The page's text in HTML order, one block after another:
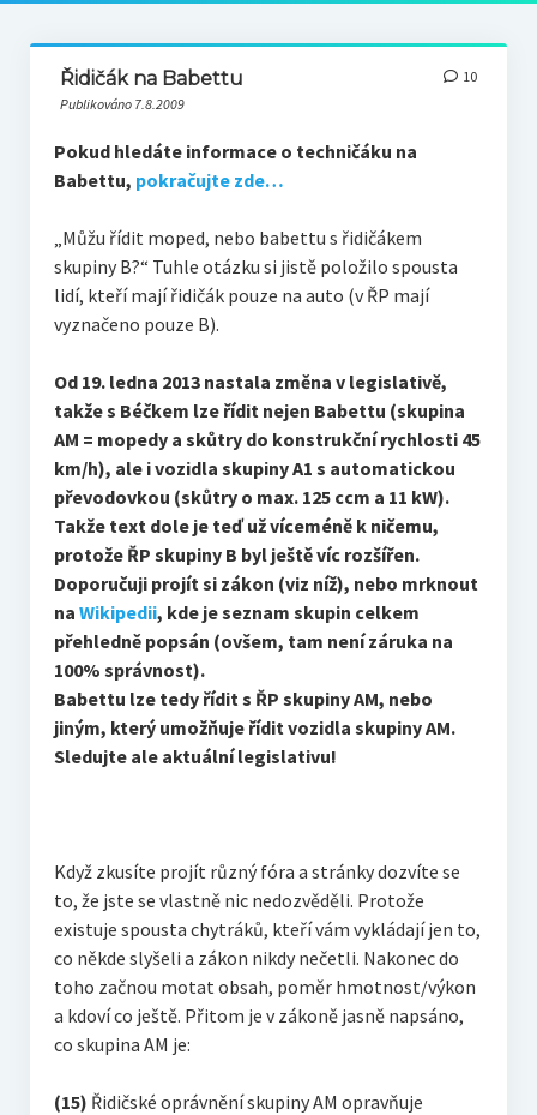
Řidičák na Babettu
Publikováno 7.8.2009
10
Pokud hledáte informace o techničáku na
Babettu, pokračujte zde…
„Můžu řídit moped, nebo babettu s řidičákem
skupiny B?“ Tuhle otázku si jistě položilo spousta
lidí, kteří mají řidičák pouze na auto (v ŘP mají
vyznačeno pouze B).
Od 19. ledna 2013 nastala změna v legislativě,
takže s Béčkem lze řídit nejen Babettu (skupina
AM = mopedy a skůtry do konstrukční rychlosti 45
km/h), ale i vozidla skupiny A1 s automatickou
převodovkou (skůtry o max. 125 ccm a 11 kW).
Takže text dole je teď už víceméně k ničemu,
protože ŘP skupiny B byl ještě víc rozšířen.
Doporučuji projít si zákon (viz níž), nebo mrknout
na Wikipedii, kde je seznam skupin celkem
přehledně popsán (ovšem, tam není záruka na
100% správnost).
Babettu lze tedy řídit s ŘP skupiny AM, nebo
jiným, který umožňuje řídit vozidla skupiny AM.
Sledujte ale aktuální legislativu!
Když zkusíte projít různý fóra a stránky dozvíte se
to, že jste se vlastně nic nedozvěděli. Protože
existuje spousta chytráků, kteří vám vykládají jen to,
co někde slyšeli a zákon nikdy nečetli. Nakonec do
toho začnou motat obsah, poměr hmotnost/výkon
a kdoví co ještě. Přitom je v zákoně jasně napsáno,
co skupina AM je:
(15) Řidičské oprávnění skupiny AM opravňuje